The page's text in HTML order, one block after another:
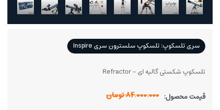
سری تلسکوپ: تلسکوپ سلسترون سری Inspire
تلسکوپ شکستی گالیه ای - Refractor
قیمت محصول: 84.000.000 تومان